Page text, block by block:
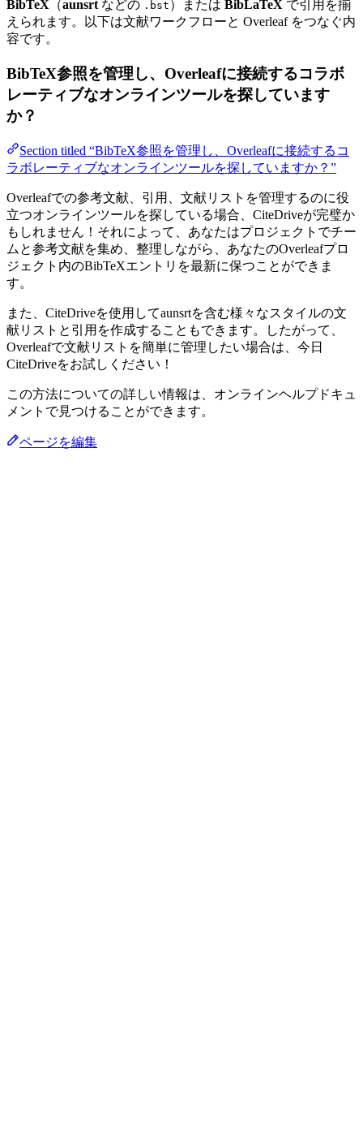
BibTeX （aunsrt などの .bst ）または BibLaTeX で引用を揃
えられます。以下は文献ワークフローと Overleaf をつなぐ内
容です。
BibTeX参照を管理し、Overleafに接続するコラボ
レーティブなオンラインツールを探しています
か？
Section titled “BibTeX参照を管理し、Overleafに接続するコ
ラボレーティブなオンラインツールを探していますか？”
Overleafでの参考文献、引用、文献リストを管理するのに役
立つオンラインツールを探している場合、CiteDriveが完璧か
もしれません！それによって、あなたはプロジェクトでチー
ムと参考文献を集め、整理しながら、あなたのOverleafプロ
ジェクト内のBibTeXエントリを最新に保つことができま
す。
また、CiteDriveを使用してaunsrtを含む様々なスタイルの文
献リストと引用を作成することもできます。したがって、
Overleafで文献リストを簡単に管理したい場合は、今日
CiteDriveをお試しください！
この方法についての詳しい情報は、オンラインヘルプドキュ
メントで見つけることができます。
ページを編集